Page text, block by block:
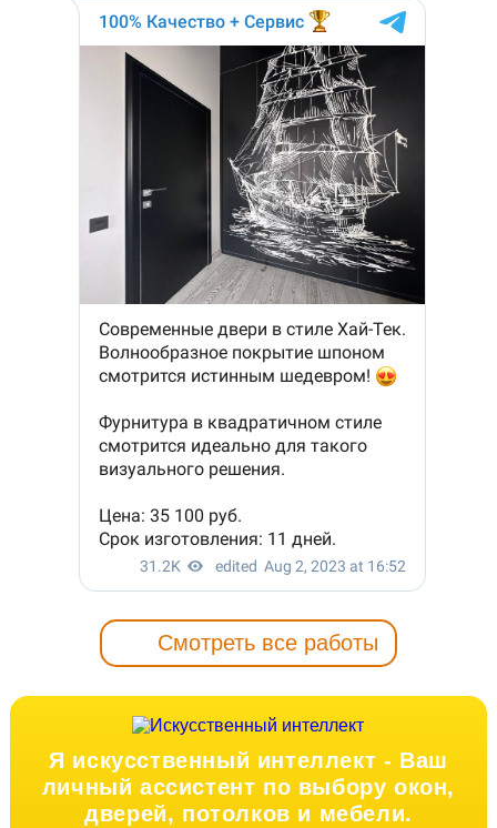
Смотреть все работы
Я искусственный интеллект - Ваш
личный ассистент по выбору окон,
дверей, потолков и мебели.